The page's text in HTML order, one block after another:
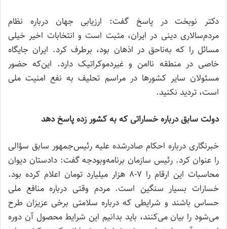
دکتر نوبخت در پاسخ گفت: ارزیابی جهان درباره نظام
مردم‌سالاری دینی در ایران، مثبت است و انتخابات اخیر خیلی
مسائل را که به‌ناحق در اذهان بود، برطرف کرد. ایران جایگاه
خاصی در منطقه ناامن و غیردموکراتیک دارد. این‌که حضور
مسئولان سایر کشورها در مراسم تحلیف به نفع امنیت ملی
است، تردید نکنید.
دولت سابق درباره خساراتی که به کشور زده پاسخ دهد
خبرنگاری درباره احکام صادرشده علیه رئیس‌جمهور سابق سؤالی
را عنوان کرد. رئیس سازمان برنامه‌وبودجه گفت: دادستان دیوان
محاسبات این ارقام را 7-8 هزار میلیارد تومان اعلام کرده بود.
خسارات بسیار سنگین است. مردم وقتی درباره منافع ملی
حساس باشند و شرایطی که درباره سلامتی برخی عزیزان طرح
می‌شود را بیان می‌کنند، باید بدانیم این شرایط محصول آن دوره